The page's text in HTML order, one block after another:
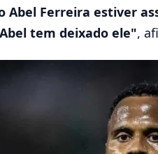
Abel Ferreira estiver
tem deixado ele",